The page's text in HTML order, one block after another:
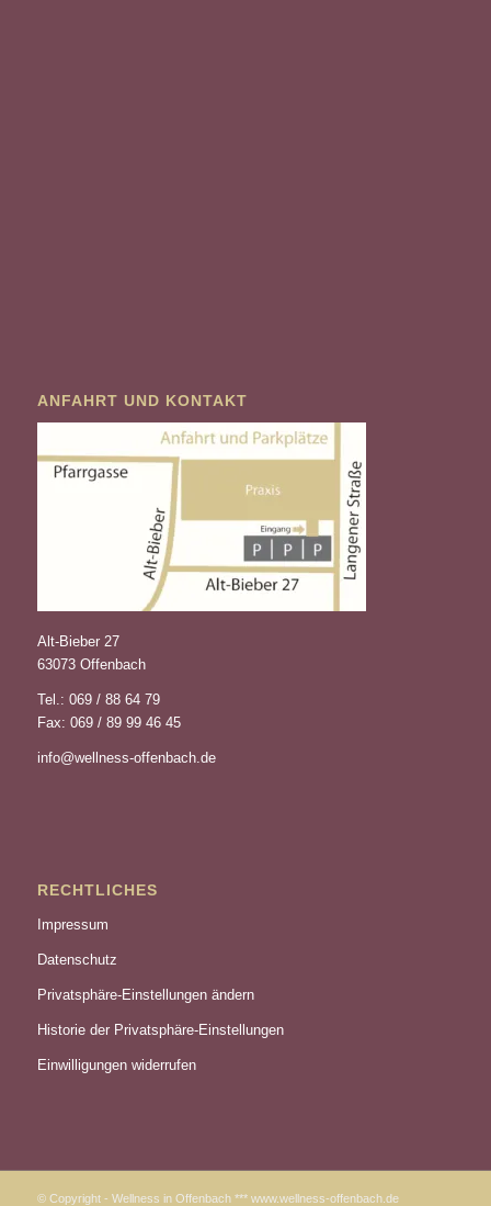
ANFAHRT UND KONTAKT
Alt-Bieber 27
63073 Offenbach
Tel.: 069 / 88 64 79
Fax: 069 / 89 99 46 45
info@wellness-offenbach.de
RECHTLICHES
Impressum
Datenschutz
Privatsphäre-Einstellungen ändern
Historie der Privatsphäre-Einstellungen
Einwilligungen widerrufen
© Copyright - Wellness in Offenbach *** www.wellness-offenbach.de